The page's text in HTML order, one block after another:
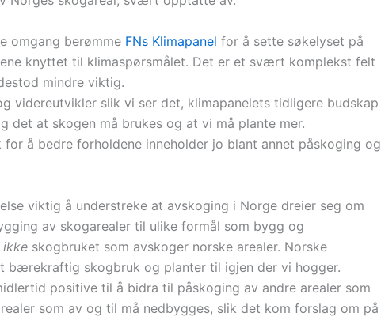
omgang berømme FNs Klimapanel for å sette søkelyset på
knyttet til klimaspørsmålet. Det er et svært komplekst felt
mindre viktig.
videreutvikler slik vi ser det, klimapanelets tidligere budskap
det at skogen må brukes og at vi må plante mer.
å bedre forholdene inneholder jo blant annet påskoging og
viktig å understreke at avskoging i Norge dreier seg om
av skogarealer til ulike formål som bygg og
ikke skogbruket som avskoger norske arealer. Norske
bærekraftig skogbruk og planter til igjen der vi hogger.
positive til å bidra til påskoging av andre arealer som
som av og til må nedbygges, slik det kom forslag om på